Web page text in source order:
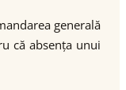
generală
că absența unui